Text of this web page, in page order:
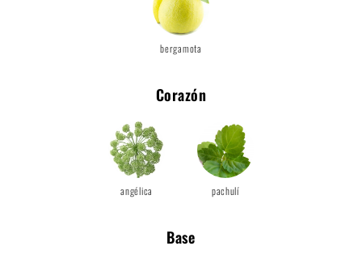
bergamota
Corazón
angélica pachulí
Base